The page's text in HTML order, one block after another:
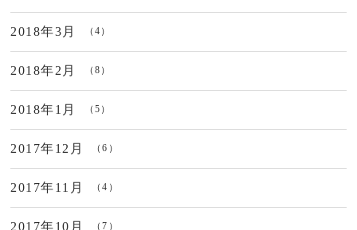
2018年3月 （4）
2018年2月 （8）
2018年1月 （5）
2017年12月 （6）
2017年11月 （4）
2017年10月 （7）